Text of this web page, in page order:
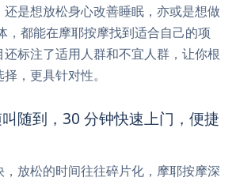
是想放松身心改善睡眠，亦或是想做
，都能在摩耶按摩找到适合自己的项
标注了适用人群和不宜人群，让你根
，更具针对性。
叫随到，30 分钟快速上门，便捷
放松的时间往往碎片化，摩耶按摩深